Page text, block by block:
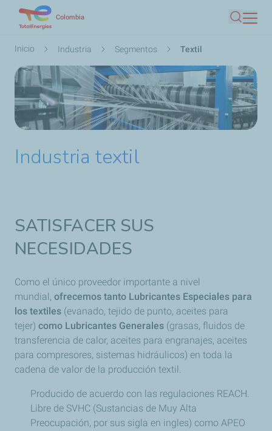
contenido
Colombia
Buscar
Ruta
navegación
Inicio Industria Segmentos Textil
Industria textil
SATISFACER SUS
NECESIDADES
Como el único proveedor importante a nivel
mundial, ofrecemos tanto Lubricantes Especiales para
los textiles (evanado, tejido de punto, aceites para
tejer) como Lubricantes Generales (grasas, fluidos de
transferencia de calor, aceites para engranajes, aceites
para compresores, sistemas hidráulicos) en toda la
cadena de valor de la producción textil.
Producido de acuerdo con las regulaciones REACH.
Libre de SVHC (Sustancias de Muy Alta
Preocupación, por sus sigla en ingles) como APEO